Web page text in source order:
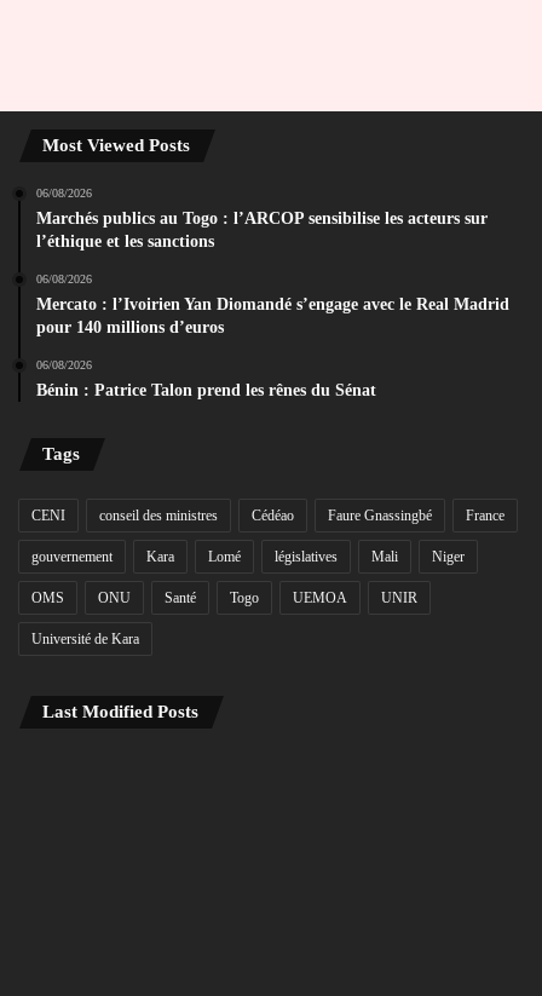
Most Viewed Posts
06/08/2026
Marchés publics au Togo : l’ARCOP sensibilise les acteurs sur
l’éthique et les sanctions
06/08/2026
Mercato : l’Ivoirien Yan Diomandé s’engage avec le Real Madrid
pour 140 millions d’euros
06/08/2026
Bénin : Patrice Talon prend les rênes du Sénat
Tags
CENI conseil des ministres Cédéao Faure Gnassingbé France
gouvernement Kara Lomé législatives Mali Niger
OMS ONU Santé Togo UEMOA UNIR
Université de Kara
Last Modified Posts